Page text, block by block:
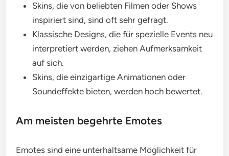
Skins, die von beliebten Filmen oder Shows
inspiriert sind, sind oft sehr gefragt.
Klassische Designs, die für spezielle Events neu
interpretiert werden, ziehen Aufmerksamkeit
auf sich.
Skins, die einzigartige Animationen oder
Soundeffekte bieten, werden hoch bewertet.
Am meisten begehrte Emotes
Emotes sind eine unterhaltsame Möglichkeit für